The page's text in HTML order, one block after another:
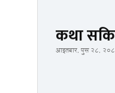
कथा
आइतबार, पुस २८,